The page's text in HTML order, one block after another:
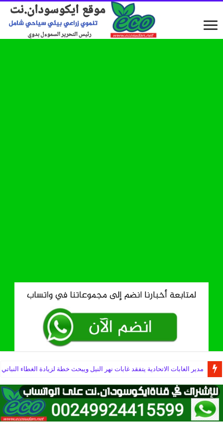
مدير الغابات الاتحادية يتفقد غابات نهر النيل ويبحث خطة لزيادة الغطاء النباتي